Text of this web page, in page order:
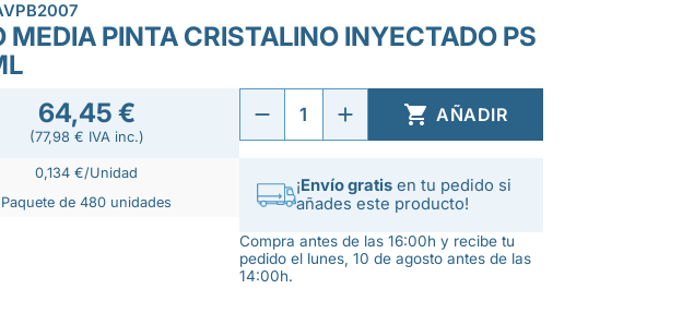
MEDIA PINTA CRISTALINO INYECTADO PS
64,45 €
(77,98 € IVA inc.)
0,134 €/Unidad
Paquete de 480 unidades
 AÑADIR
¡Envío gratisen tu pedido si
añades este producto!
Compra antes de las 16:00h y recibe tu
pedido el lunes, 10 de agosto antes de las
14:00h.